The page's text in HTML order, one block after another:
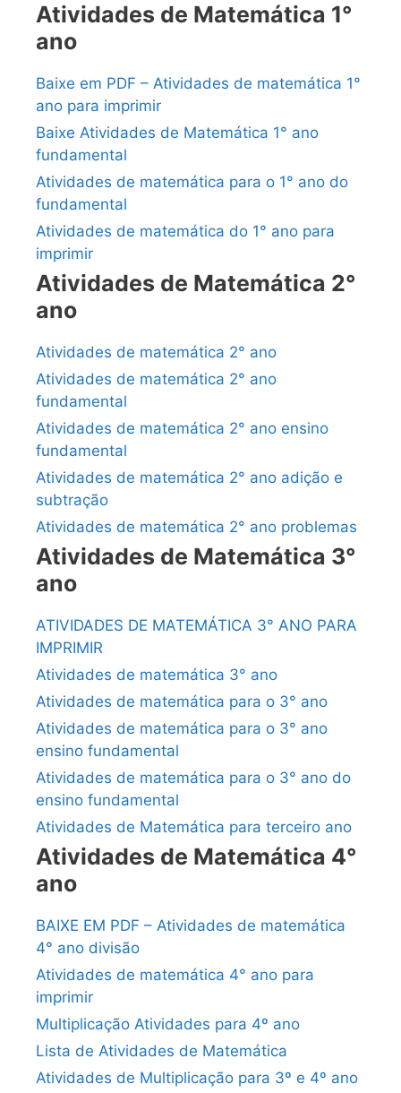
Atividades de Matemática 1°
ano
Baixe em PDF – Atividades de matemática 1°
ano para imprimir
Baixe Atividades de Matemática 1° ano
fundamental
Atividades de matemática para o 1° ano do
fundamental
Atividades de matemática do 1° ano para
imprimir
Atividades de Matemática 2°
ano
Atividades de matemática 2° ano
Atividades de matemática 2° ano
fundamental
Atividades de matemática 2° ano ensino
fundamental
Atividades de matemática 2° ano adição e
subtração
Atividades de matemática 2° ano problemas
Atividades de Matemática 3°
ano
ATIVIDADES DE MATEMÁTICA 3° ANO PARA
IMPRIMIR
Atividades de matemática 3° ano
Atividades de matemática para o 3° ano
Atividades de matemática para o 3° ano
ensino fundamental
Atividades de matemática para o 3° ano do
ensino fundamental
Atividades de Matemática para terceiro ano
Atividades de Matemática 4°
ano
BAIXE EM PDF – Atividades de matemática
4° ano divisão
Atividades de matemática 4° ano para
imprimir
Multiplicação Atividades para 4º ano
Lista de Atividades de Matemática
Atividades de Multiplicação para 3º e 4º ano